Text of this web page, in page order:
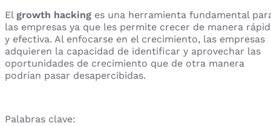
El growth hacking es una herramienta fundamental
las empresas ya que les permite crecer de manera
y efectiva. Al enfocarse en el crecimiento, las empresas
adquieren la capacidad de identificar y aprovechar las
oportunidades de crecimiento que de otra manera
podrían pasar desapercibidas.
Palabras clave: